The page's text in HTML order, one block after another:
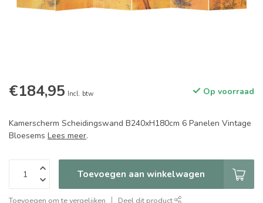
€184,95 Incl. btw Op voorraad
Kamerscherm Scheidingswand B240xH180cm 6 Panelen Vintage
Bloesems Lees meer.
Toevoegen aan winkelwagen
Toevoegen om te vergelijken Deel dit product